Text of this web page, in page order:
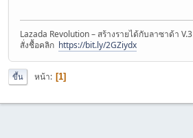
Lazada Revolution – สร้างรายได้กับลาซาด้า V.3
สั่งชื้อคลิก https://bit.ly/2GZiydx
ขึ้น หน้า 1